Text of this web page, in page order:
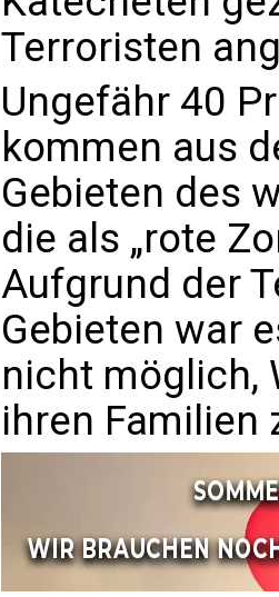
Terroristen
Ungefähr 40
kommen aus
Gebieten des
die als „rote
Aufgrund der
Gebieten war
nicht möglich,
ihren Familien